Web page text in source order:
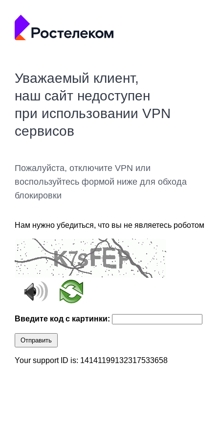
Уважаемый клиент,
наш сайт недоступен
при использовании VPN
сервисов
Пожалуйста, отключите VPN или
воспользуйтесь формой ниже для обхода
блокировки
Нам нужно убедиться, что вы не являетесь роботом
Введите код с картинки:
Отправить
Your support ID is: 14141199132317533658